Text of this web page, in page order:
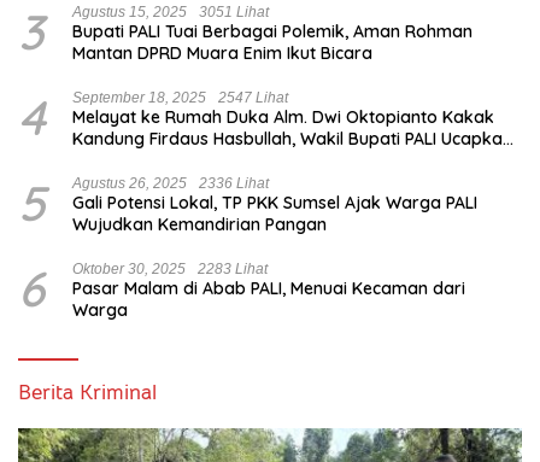
3 Agustus 15, 2025 3051 Lihat
Bupati PALI Tuai Berbagai Polemik, Aman Rohman
Mantan DPRD Muara Enim Ikut Bicara
4 September 18, 2025 2547 Lihat
Melayat ke Rumah Duka Alm. Dwi Oktopianto Kakak
Kandung Firdaus Hasbullah, Wakil Bupati PALI Ucapkan
5 Agustus 26, 2025 2336 Lihat
Gali Potensi Lokal, TP PKK Sumsel Ajak Warga PALI
Wujudkan Kemandirian Pangan
6 Oktober 30, 2025 2283 Lihat
Pasar Malam di Abab PALI, Menuai Kecaman dari
Warga
Berita Kriminal